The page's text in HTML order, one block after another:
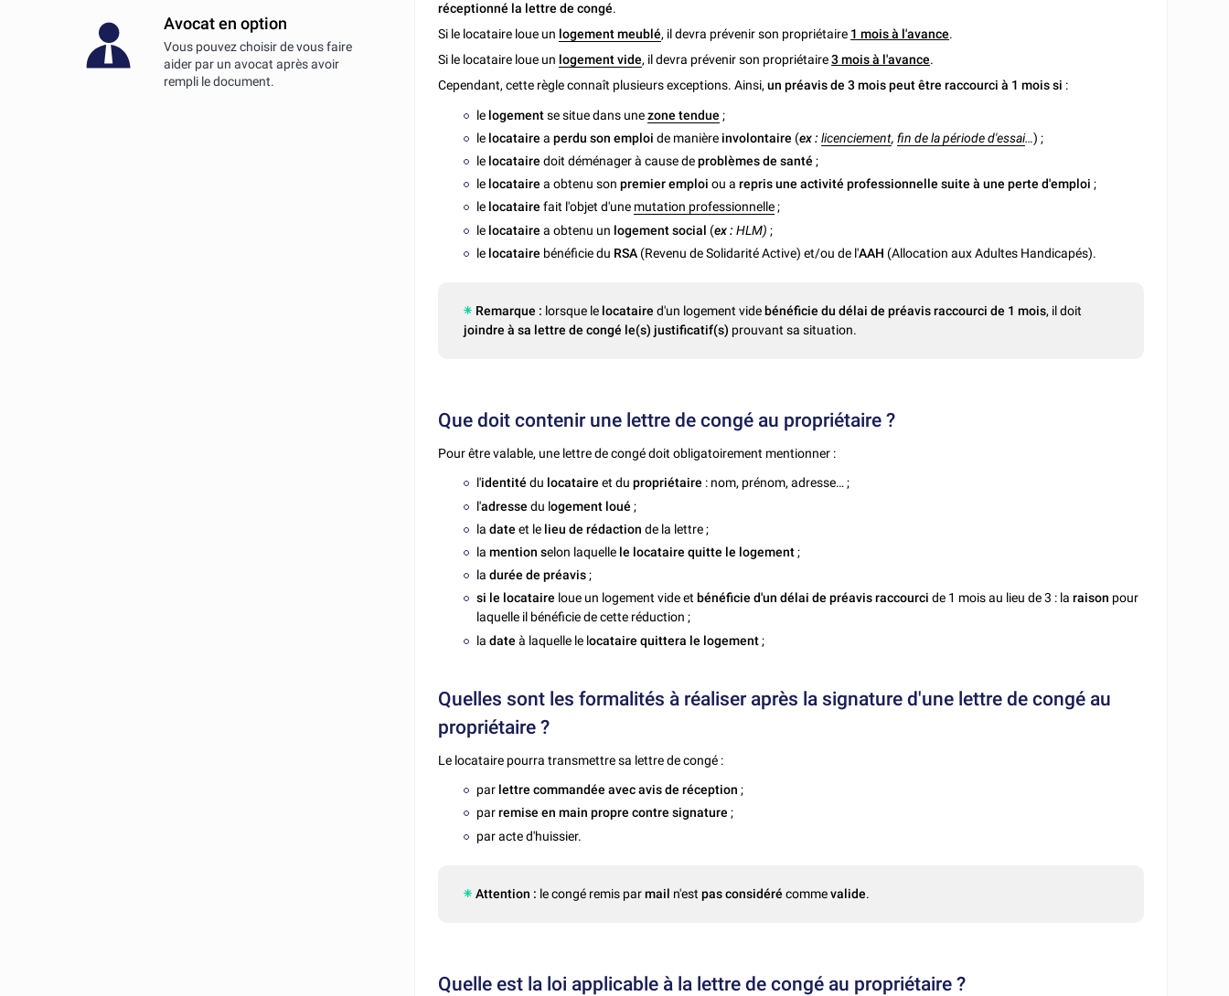
Avocat en option
Vous pouvez choisir de vous faire
aider par un avocat après avoir
rempli le document.
réceptionné la lettre de congé.
Si le locataire loue un logement meublé, il devra prévenir son propriétaire 1 mois à l'avance.
Si le locataire loue un logement vide, il devra prévenir son propriétaire3 mois à l'avance.
Cependant, cette règle connaît plusieurs exceptions. Ainsi,un préavis de 3 mois peut être raccourci à 1 mois si :
le logementse situe dans unezone tendue ;
le locataireaperdu son emploide manière involontaire (ex : licenciement,fin de la période d'essai…) ;
le locatairedoit déménager à cause deproblèmes de santé ;
le locatairea obtenu son premier emploiou arepris une activité professionnelle suite à une perte d'emploi;
le locatairefait l'objet d'une mutation professionnelle;
le locataire a obtenu un logement social (ex :HLM) ;
le locataire bénéficie du RSA (Revenu de Solidarité Active) et/ou de l'AAH (Allocation aux Adultes Handicapés).
Remarque : lorsque le locataire d'un logement vide bénéficie du délai de préavis raccourci de 1 mois, il doit
joindre à sa lettre de congé le(s) justificatif(s) prouvant sa situation.
Que doit contenir une lettre de congé au propriétaire ?
Pour être valable, une lettre de congé doit obligatoirement mentionner :
l'identitédu locataire et dupropriétaire : nom, prénom, adresse… ;
l'adressedu logement loué;
ladateet le lieu de rédactionde la lettre ;
lamention selon laquelle le locataire quitte le logement;
ladurée de préavis;
si le locataire loue un logement vide et bénéficie d'un délai de préavis raccourci de 1 mois au lieu de 3 : la raison pour
laquelle il bénéficie de cette réduction ;
la date à laquelle le locataire quittera le logement;
Quelles sont les formalités à réaliser après la signature d'une lettre de congé au
propriétaire ?
Le locataire pourra transmettre sa lettre de congé :
par lettre commandée avec avis de réception ;
parremise en main propre contre signature ;
par acte d'huissier.
Attention : le congé remis parmail n'estpas considéré commevalide.
Quelle est la loi applicable à la lettre de congé au propriétaire ?